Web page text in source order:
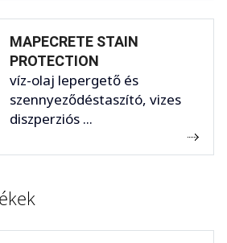
MAPECRETE STAIN
PROTECTION
víz-olaj lepergető és
szennyeződéstaszító, vizes
diszperziós ...